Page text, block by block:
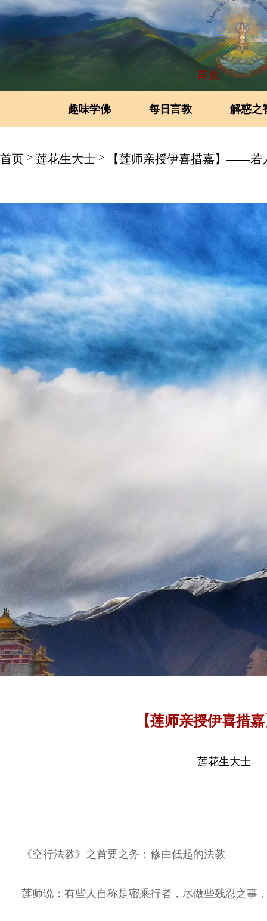
首页
趣味学佛 每日言教 解惑之
首页 > 莲花生大士 > 【莲师亲授伊喜措嘉】——若
【莲师亲授伊喜措
莲花生大士
《空行法教》之首要之务：修由低起的法教
莲师说：有些人自称是密乘行者，尽做些残忍之事